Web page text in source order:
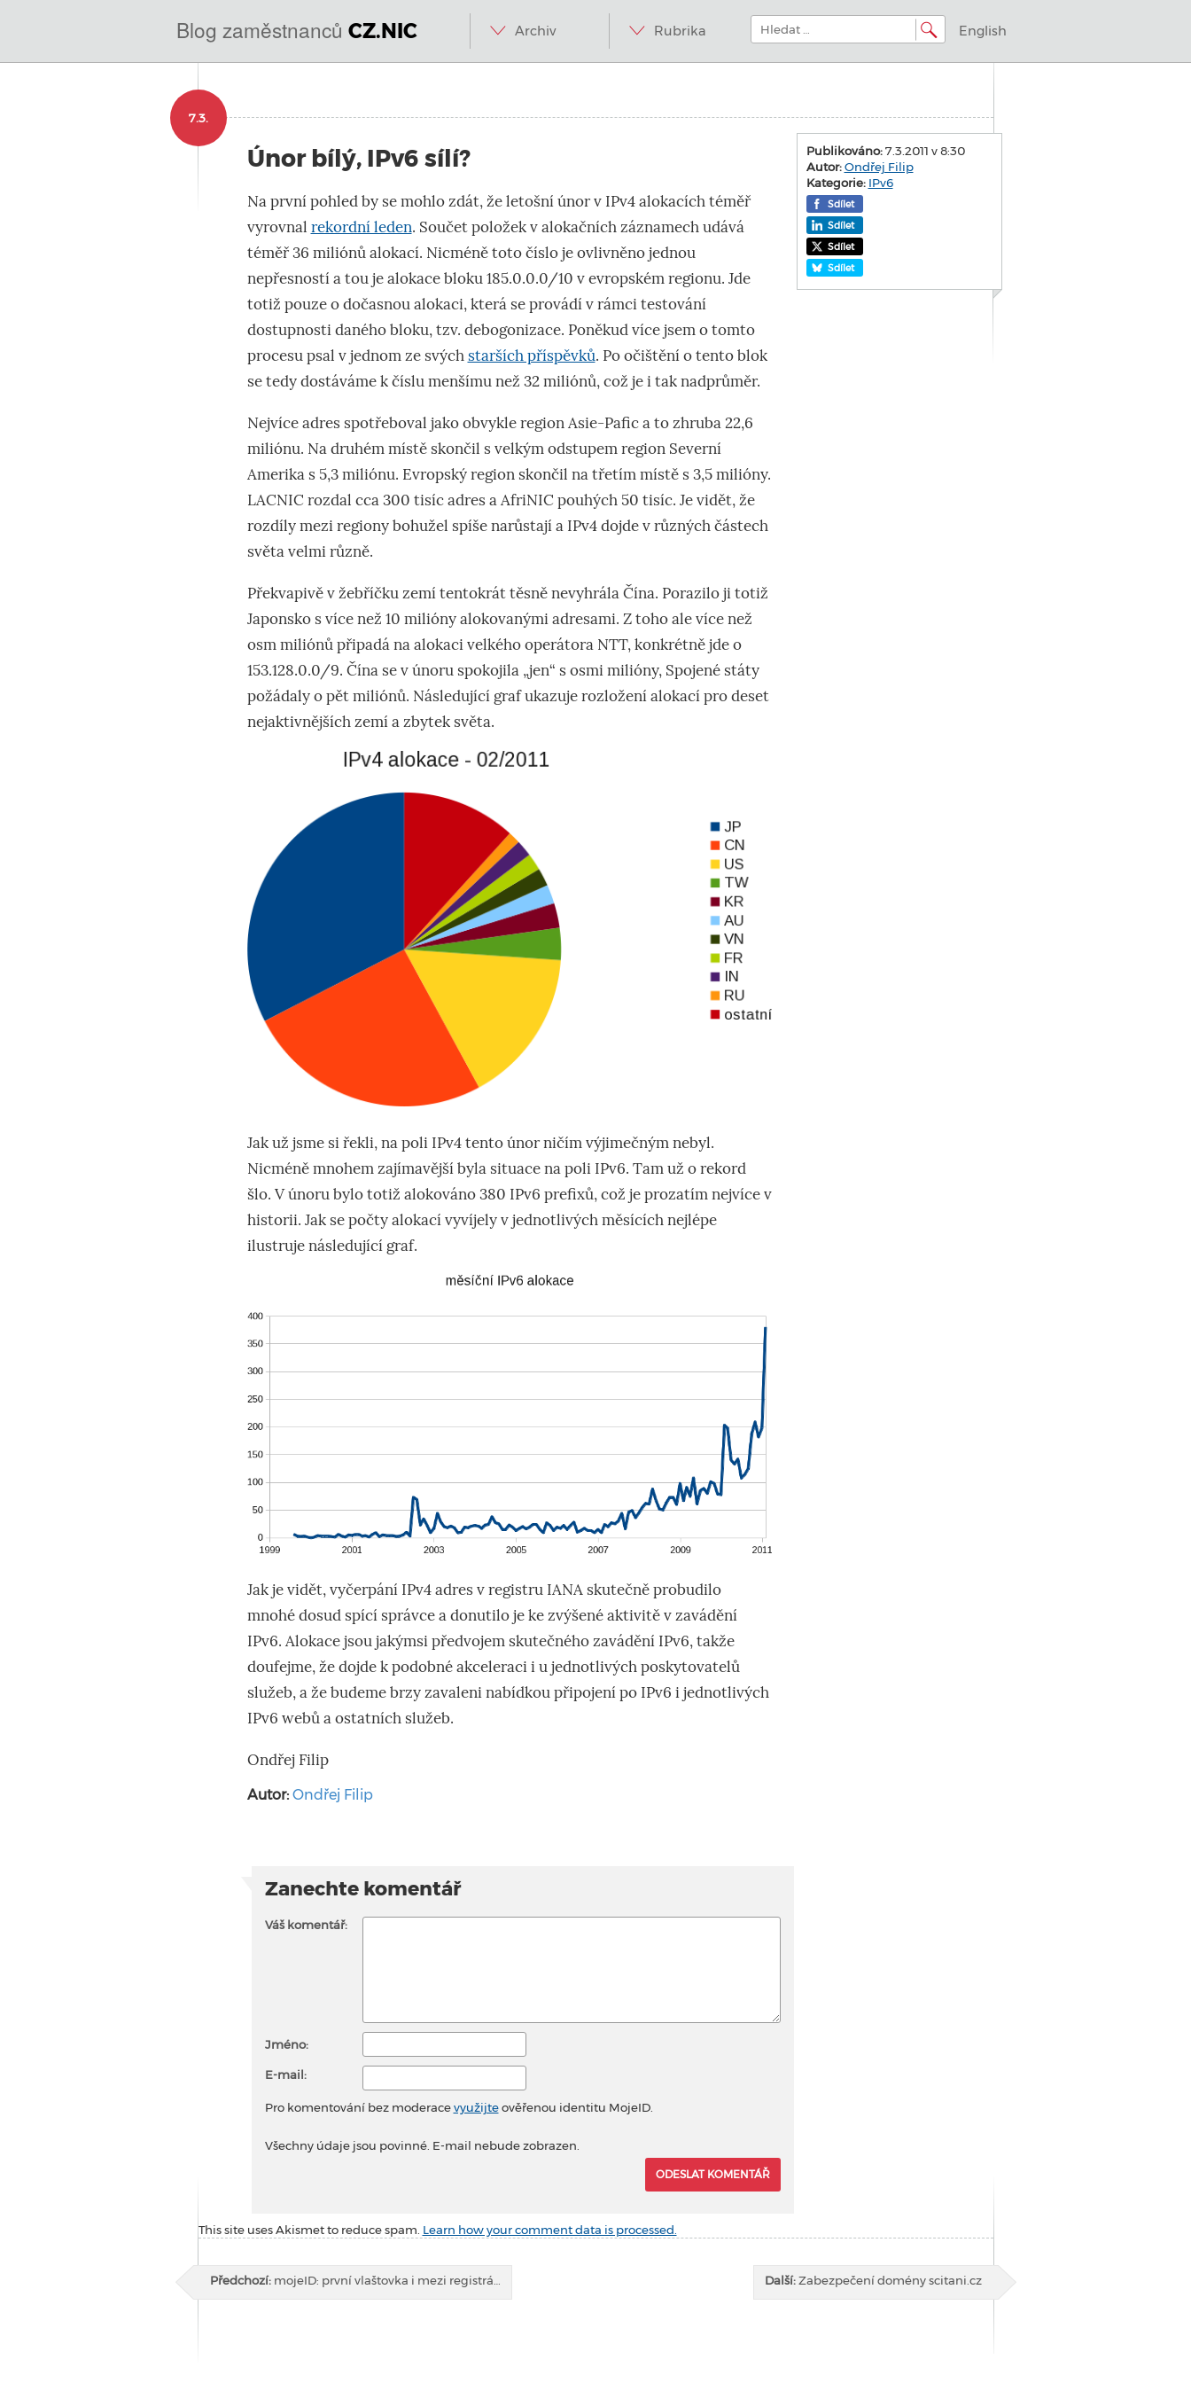
Blog zaměstnanců CZ.NIC
@
SOA
domény.dns.enum.mojeid.internet.
obsah
Archiv Rubrika English
Hledat:
Únor bílý, IPv6 sílí?
7.3.
Na první pohled by se mohlo zdát, že letošní únor v IPv4 alokacích téměř
vyrovnal rekordní leden. Součet položek v alokačních záznamech udává
téměř 36 miliónů alokací. Nicméně toto číslo je ovlivněno jednou
nepřesností a tou je alokace bloku 185.0.0.0/10 v evropském regionu. Jde
totiž pouze o dočasnou alokaci, která se provádí v rámci testování
dostupnosti daného bloku, tzv. debogonizace. Poněkud více jsem o tomto
procesu psal v jednom ze svýchstarších příspěvků. Po očištění o tento blok
se tedy dostáváme k číslu menšímu než 32 miliónů, což je i tak nadprůměr.
Nejvíce adres spotřeboval jako obvykle region Asie-Pafic a to zhruba 22,6
miliónu. Na druhém místě skončil s velkým odstupem region Severní
Amerika s 5,3 miliónu. Evropský region skončil na třetím místě s 3,5 milióny.
LACNIC rozdal cca 300 tisíc adres a AfriNIC pouhých 50 tisíc. Je vidět, že
rozdíly mezi regiony bohužel spíše narůstají a IPv4 dojde v různých částech
světa velmi různě.
Překvapivě v žebříčku zemí tentokrát těsně nevyhrála Čína. Porazilo ji totiž
Japonsko s více než 10 milióny alokovanými adresami. Z toho ale více než
osm miliónů připadá na alokaci velkého operátora NTT, konkrétně jde o
153.128.0.0/9. Čína se v únoru spokojila „jen“ s osmi milióny, Spojené státy
požádaly o pět miliónů. Následující graf ukazuje rozložení alokací pro deset
nejaktivnějších zemí a zbytek světa.
Jak už jsme si řekli, na poli IPv4 tento únor ničím výjimečným nebyl.
Nicméně mnohem zajímavější byla situace na poli IPv6. Tam už o rekord
šlo. V únoru bylo totiž alokováno 380 IPv6 prefixů, což je prozatím nejvíce v
historii. Jak se počty alokací vyvíjely v jednotlivých měsících nejlépe
ilustruje následující graf.
Jak je vidět, vyčerpání IPv4 adres v registru IANA skutečně probudilo
mnohé dosud spící správce a donutilo je ke zvýšené aktivitě v zavádění
IPv6. Alokace jsou jakýmsi předvojem skutečného zavádění IPv6, takže
doufejme, že dojde k podobné akceleraci i u jednotlivých poskytovatelů
služeb, a že budeme brzy zavaleni nabídkou připojení po IPv6 i jednotlivých
IPv6 webů a ostatních služeb.
Ondřej Filip
Autor: Ondřej Filip
Publikováno:7.3.2011 v 8:30
Autor: Ondřej Filip
Kategorie: IPv6
Sdílet
Sdílet
Sdílet
Sdílet
Zanechte komentář
Váš komentář:
Jméno:
E-mail:
Pro komentování bez moderacevyužijteověřenou identitu MojeID.
Všechny údaje jsou povinné. E-mail nebude zobrazen.
This site uses Akismet to reduce spam. Learn how your comment data is processed.
Předchozí:mojeID: první vlaštovka i mezi registrá… Další:Zabezpečení domény scitani.cz